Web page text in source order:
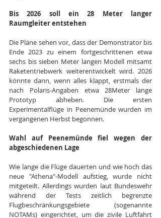
Bis 2026 soll ein 28 Meter langer
Raumgleiter entstehen
Die Pläne sehen vor, dass der Demonstrator bis
Ende 2023 zu einem fortgeschrittenen etwa
sechs bis sieben Meter langen Modell mitsamt
Raketentriebwerk weiterentwickelt wird. 2026
könnte dann, wenn alles klappt, erstmals der
nach Polaris-Angaben etwa 28Meter lange
Prototyp abheben. Die ersten
Experimentalflüge in Peenemünde wurden im
vergangenen Herbst begonnen.
Wahl auf Peenemünde fiel wegen der
abgeschiedenen Lage
Wie lange die Flüge dauerten und wie hoch das
neue "Athena"-Modell aufstieg, wurde nicht
mitgeteilt. Allerdings wurden laut Bundeswehr
während der Tests zeitlich begrenzte
Flugbeschränkungsgebiete (sogenannte
NOTAMs) eingerichtet, um die zivile Luftfahrt